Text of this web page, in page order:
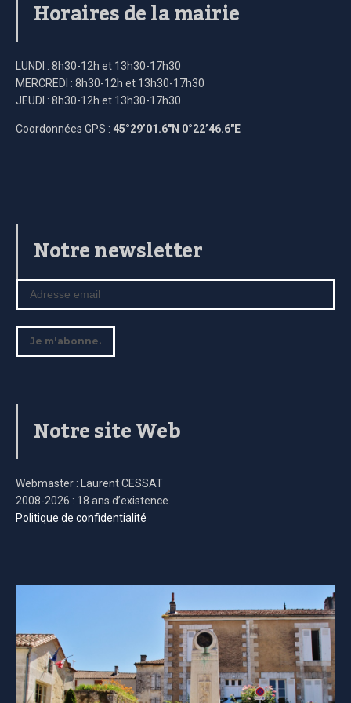
Horaires de la mairie
LUNDI : 8h30-12h et 13h30-17h30
MERCREDI : 8h30-12h et 13h30-17h30
JEUDI : 8h30-12h et 13h30-17h30
Coordonnées GPS : 45°29’01.6″N 0°22’46.6″E
Notre newsletter
Notre site Web
Webmaster : Laurent CESSAT
2008-2026 : 18 ans d’existence.
Politique de confidentialité